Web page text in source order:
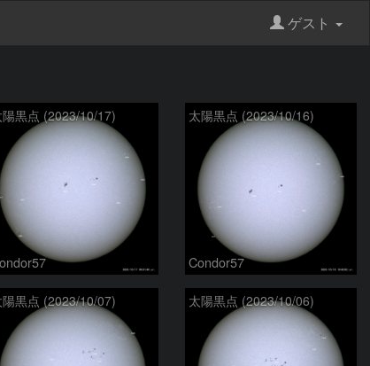
ゲスト
陽黒点 (2023/10/17) 太陽黒点 (2023/10/16)
Condor57
陽黒点 (2023/10/07) 太陽黒点 (2023/10/06)